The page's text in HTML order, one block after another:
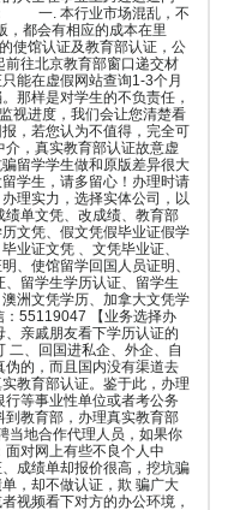
： 一. 本行业市场混乱，不
，都会有相应的成本在里
馆认证及教育部认证，公
往北京教育部窗口递交材
能在虚假网站查询1-3个月
那样是对学生的不负责任，
视进度，我们会让您清楚看
，若您认为不值得，完全可
介，真实教育部认证故意虚
留学学生做和原版差异很大
学生，请多留心！办理时请
理实力，选择实体公司，以
绩单文凭、改成绩、教育部
文凭、假文凭假毕业证假学
业证文凭 、文凭毕业证、
、使馆留学回国人员证明、
留学生学历认证、留学生
洲文凭学历、加拿大文凭学
：55119047 【业务选择办
亲戚朋友看下学历认证的
二、回国进私企、外企、自
的，而且国内没有渠道去
教育部认证。鉴于此，办理
等事业性单位或者考公务
到教育部，办理真实教育部
当地合作代理人员，如果你
对网上有些不良个人中
成绩单却报价很高，挖坑骗
，却不做认证，欺 骗广大
视频看下对方的办公环境，